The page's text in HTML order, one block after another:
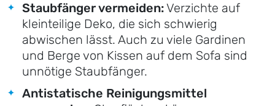
Staubfänger vermeiden:Verzichte auf
kleinteilige Deko, die sich schwierig
abwischen lässt. Auch zu viele Gardinen
und Berge von Kissen auf dem Sofa sind
unnötige Staubfänger.
Antistatische Reinigungsmittel